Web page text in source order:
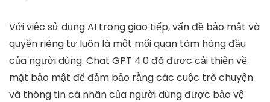
Với việc sử dụng AI trong giao tiếp, vấn đề bảo mật và
quyền riêng tư luôn là một mối quan tâm hàng đầu
của người dùng. Chat GPT 4.0 đã được cải thiện về
mặt bảo mật để đảm bảo rằng các cuộc trò chuyện
và thông tin cá nhân của người dùng được bảo vệ